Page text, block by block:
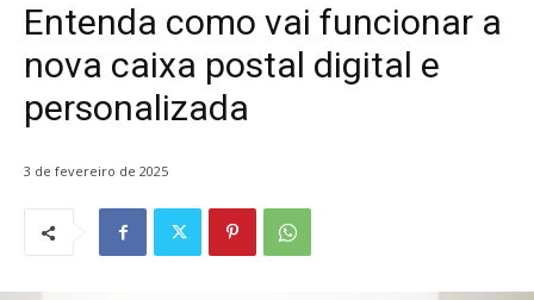
Entenda como vai funcionar a
nova caixa postal digital e
personalizada
3 de fevereiro de 2025